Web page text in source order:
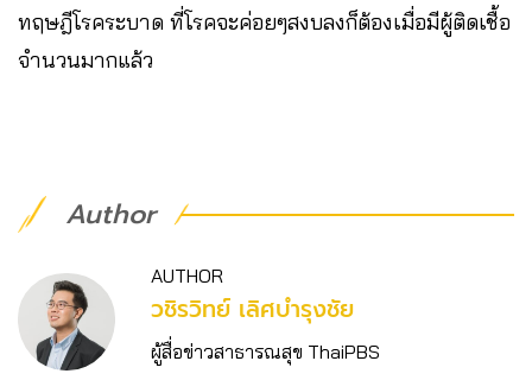
ทฤษฎีโรคระบาด ที่โรคจะค่อยๆสงบลงก็ต้องเมื่อมีผู้ติดเชื้อ
จำนวนมากแล้ว
Author
AUTHOR
วชิร​วิทย์​ เลิศบำรุงชัย
ผู้สื่อข่าวสาธารณสุข ThaiPBS